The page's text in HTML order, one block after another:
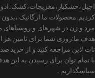
کردیم.محصولات ما ارگانیک
مرد و زن در شهرهای و روستاهای
هدف ما:روزی شما برای تامین هر
نات لاین مراجعه کنید و از خرید
با تمام توان برای رسیدن به این
سپاسگذاریم .